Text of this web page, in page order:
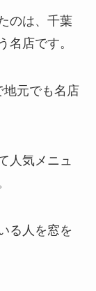
のは、千葉
名店です。
地元でも名店
人気メニュ
る人を窓を